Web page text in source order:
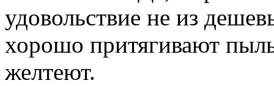
удовольствие не из
хорошо притягивают
желтеют.